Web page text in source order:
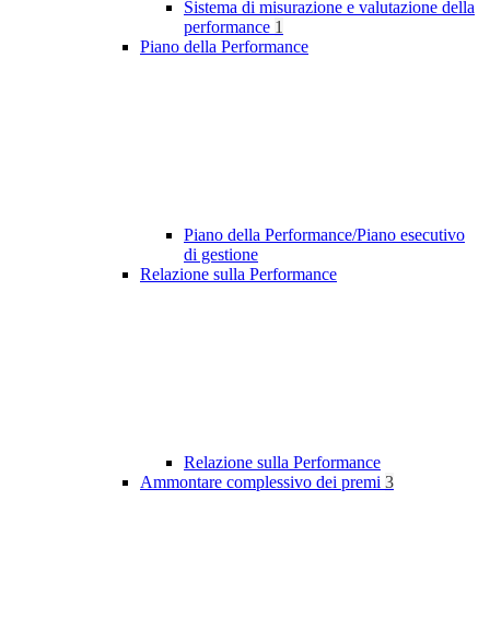
Sistema di misurazione e valutazione della
performance 1
Piano della Performance
Piano della Performance/Piano esecutivo
di gestione
Relazione sulla Performance
Relazione sulla Performance
Ammontare complessivo dei premi 3